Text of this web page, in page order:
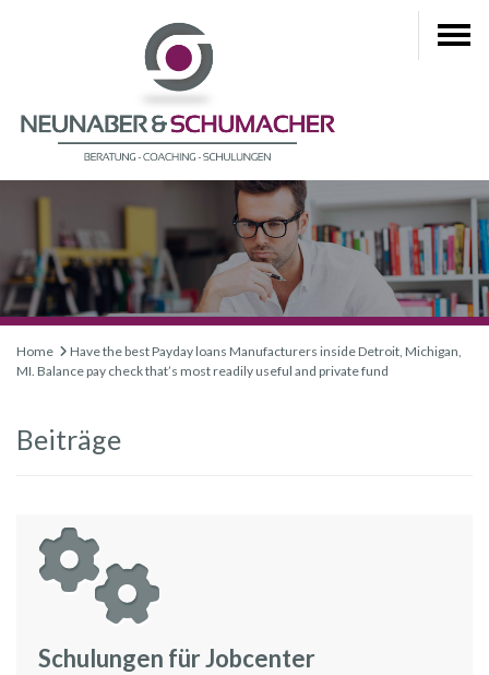
Home
Have the best Payday loans Manufacturers inside Detroit, Michigan,
MI. Balance pay check that’s most readily useful and private fund
Beiträge
Schulungen für Jobcenter